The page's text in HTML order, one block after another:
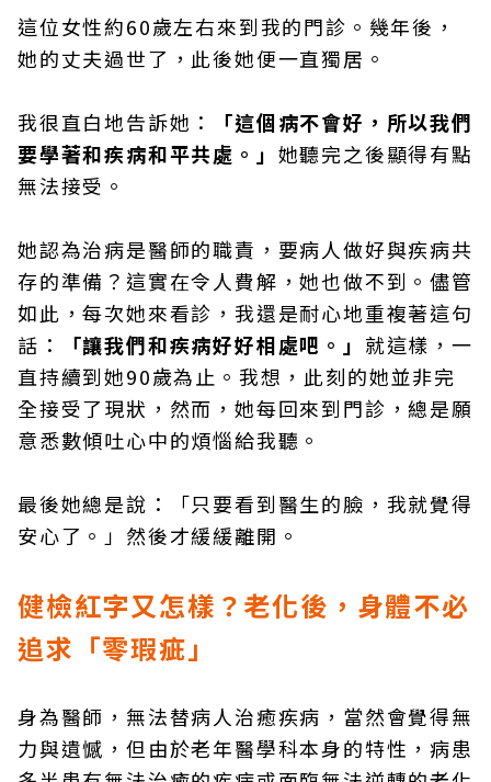
這位女性約60歲左右來到我的門診。幾年後，
她的丈夫過世了，此後她便一直獨居。
我很直白地告訴她：
「這個病不會好，所以我們
要學著和疾病和平共處。」 她聽完之後顯得有點
無法接受。
她認為治病是醫師的職責，要病人做好與疾病共
存的準備？這實在令人費解，她也做不到。儘管
如此，每次她來看診，我還是耐心地重複著這句
話：
「讓我們和疾病好好相處吧。」 就這樣，一
直持續到她90歲為止。我想，此刻的她並非完
全接受了現狀，然而，她每回來到門診，總是願
意悉數傾吐心中的煩惱給我聽。
最後她總是說：「只要看到醫生的臉，我就覺得
安心了。」然後才緩緩離開。
健檢紅字又怎樣？老化後，身體不必
追求「零瑕疵」
身為醫師，無法替病人治癒疾病，當然會覺得無
力與遺憾，但由於老年醫學科本身的特性，病患